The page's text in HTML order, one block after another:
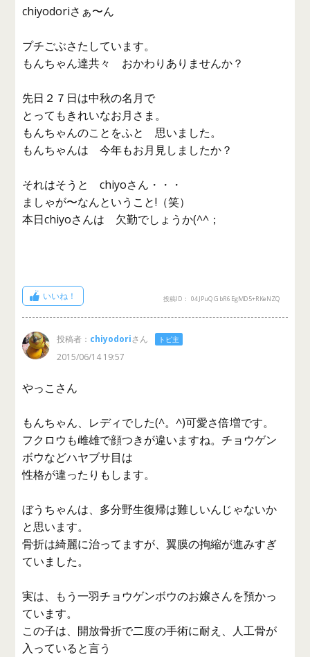
chiyodoriさぁ〜ん
プチごぶさたしています。
もんちゃん達共々 おかわりありませんか？
先日２７日は中秋の名月で
とってもきれいなお月さま。
もんちゃんのことをふと 思いました。
もんちゃんは 今年もお月見しましたか？
それはそうと chiyoさん・・・
ましゃが〜なんということ!（笑）
本日chiyoさんは 欠勤でしょうか(^^；
いいね！ 投稿ID： 04JPuQGbR6EgMD5+RKeNZQ
投稿者： chiyodoriさん トピ主
2015/06/14 19:57
やっこさん
もんちゃん、レディでした(^。^)可愛さ倍増です。
フクロウも雌雄で顔つきが違いますね。チョウゲン
ボウなどハヤブサ目は
性格が違ったりもします。
ぼうちゃんは、多分野生復帰は難しいんじゃないか
と思います。
骨折は綺麗に治ってますが、翼膜の拘縮が進みすぎ
ていました。
実は、もう一羽チョウゲンボウのお嬢さんを預かっ
ています。
この子は、開放骨折で二度の手術に耐え、人工骨が
入っていると言う